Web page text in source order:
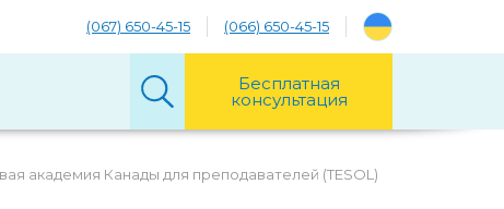
(067) 650-45-15 (066) 650-45-15
Бесплатная
консультация
академия Канады для преподавателей (TESOL)